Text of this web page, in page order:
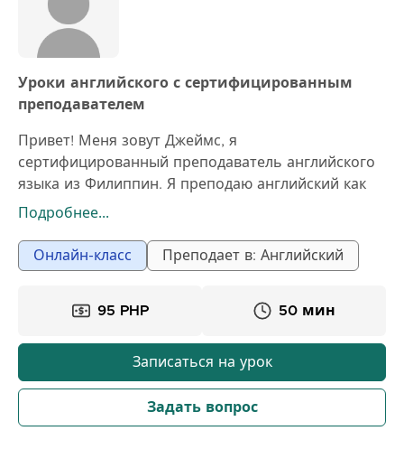
Уроки английского с сертифицированным
преподавателем
Привет! Меня зовут Джеймс, я
сертифицированный преподаватель английского
языка из Филиппин. Я преподаю английский как
детям, так и взрослым, помогая ученикам
грамматику, словарный запас и общую
уверенность в общении. У меня есть опыт
люблю создавать поддерживающую и
чувствуют себя комфортно. Мои уроки
организованы в соответствии с целями, уровнем
и потребностями каждого ученика. Я использую
подход, ориентированный на ученика, который
Подробнее...
Онлайн-класс Преподает в: Английский
95 PHP 50 мин
Записаться на урок
Задать вопрос